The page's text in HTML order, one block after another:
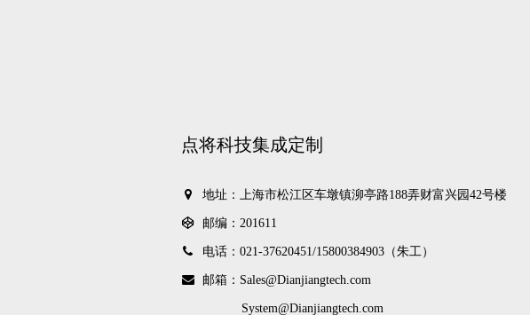
点将科技集成定制
地址：上海市松江区车墩镇泖亭路188弄财富兴园42号楼
邮编：201611
电话：021-37620451/15800384903（朱工）
邮箱：Sales@Dianjiangtech.com
System@Dianjiangtech.com